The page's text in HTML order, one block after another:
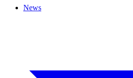
News